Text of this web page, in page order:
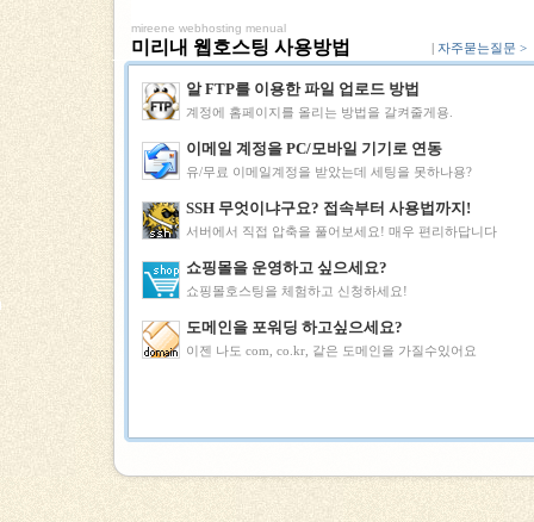
mireene webhosting menual
미리내 웹호스팅 사용방법 | 자주묻는질문 >
알 FTP를 이용한 파일 업로드 방법
계정에 홈페이지를 올리는 방법을 갈켜줄게용.
이메일 계정을 PC/모바일 기기로 연동
유/무료 이메일계정을 받았는데 세팅을 못하나용?
SSH 무엇이냐구요? 접속부터 사용법까지!
서버에서 직접 압축을 풀어보세요! 매우 편리하답니다
쇼핑몰을 운영하고 싶으세요?
쇼핑몰호스팅을 체험하고 신청하세요!
도메인을 포워딩 하고싶으세요?
이젠 나도 com, co.kr, 같은 도메인을 가질수있어요